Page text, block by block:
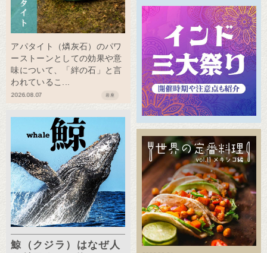
アパタイト（燐灰石）のパワ
ーストーンとしての効果や意
味について、「絆の石」と言
われているこ...
2026.08.07 岩座
鯨（クジラ）はなぜ人